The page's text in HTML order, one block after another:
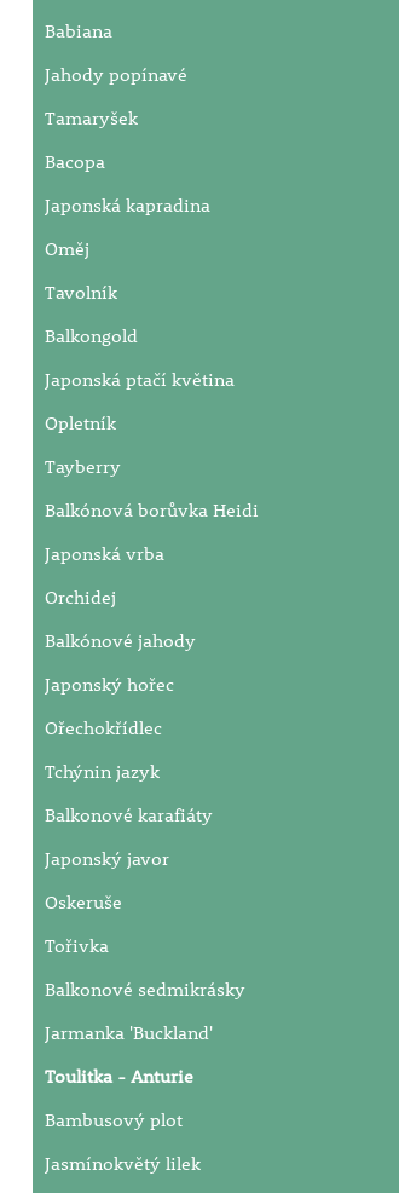
Babiana
Jahody popínavé
Tamaryšek
Bacopa
Japonská kapradina
Oměj
Tavolník
Balkongold
Japonská ptačí květina
Opletník
Tayberry
Balkónová borůvka Heidi
Japonská vrba
Orchidej
Balkónové jahody
Japonský hořec
Ořechokřídlec
Tchýnin jazyk
Balkonové karafiáty
Japonský javor
Oskeruše
Tořivka
Balkonové sedmikrásky
Jarmanka 'Buckland'
Toulitka - Anturie
Bambusový plot
Jasmínokvětý lilek